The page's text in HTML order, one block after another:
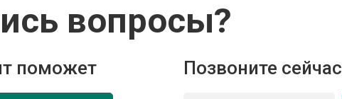
вопросы?
поможет Позвоните сейчас